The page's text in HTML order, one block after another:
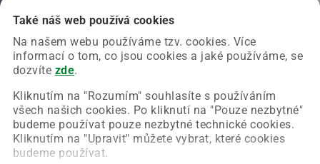
Také náš web používá cookies
Na našem webu používáme tzv. cookies. Více
informací o tom, co jsou cookies a jaké používáme, se
dozvíte zde.
Kliknutím na "Rozumím" souhlasíte s používáním
všech našich cookies. Po kliknutí na "Pouze nezbytné"
budeme používat pouze nezbytné technické cookies.
Kliknutím na "Upravit" můžete vybrat, které cookies
budeme používat.
Chyba nastala na naší straně a už ji opravujeme.
Zkuste prosím znovu načíst požadovanou stránku.
Obnovit stránku Úvodní strana